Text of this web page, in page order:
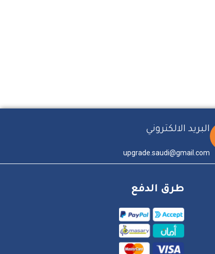
البريد الالكتروني
upgrade.saudi@gmail.com
طرق الدفع